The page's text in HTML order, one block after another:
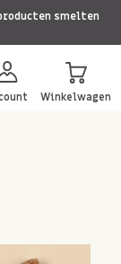
smelten
Winkelwagen